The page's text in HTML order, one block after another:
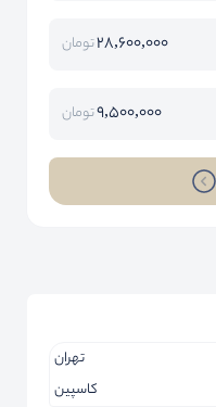
28,600,000تومان
9,500,000تومان
تهران
کاسپین